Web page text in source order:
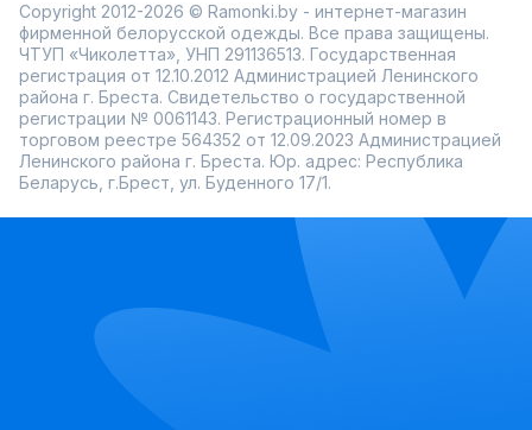
Copyright 2012-2026 © Ramonki.by - интернет-магазин
фирменной белорусской одежды. Все права защищены.
ЧТУП «Чиколетта», УНП 291136513. Государственная
регистрация от 12.10.2012 Администрацией Ленинского
района г. Бреста. Свидетельство о государственной
регистрации № 0061143. Регистрационный номер в
торговом реестре 564352 от 12.09.2023 Администрацией
Ленинского района г. Бреста. Юр. адрес: Республика
Беларусь, г.Брест, ул. Буденного 17/1.